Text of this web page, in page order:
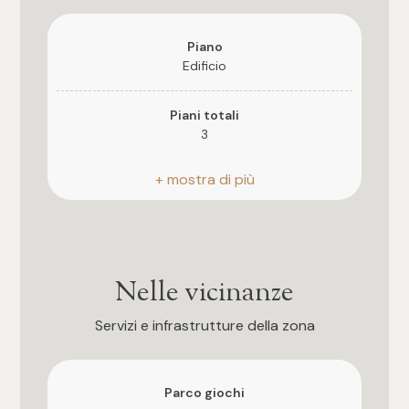
Piano
Edificio
Piani totali
3
Riscaldamento
Autonomo
Stato attuale
Esposizione
Nelle vicinanze
Servizi e infrastrutture della zona
Parco giochi
Posto auto/Box
Arredato